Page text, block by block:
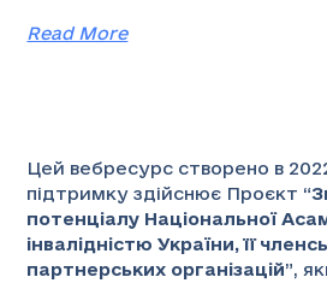
Read More
Цей вебресурс створено в
підтримку здійснює Проєкт “
потенціалу Національної
інвалідністю України, її
партнерських організацій”,